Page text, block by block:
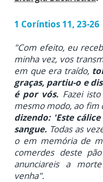
1 Coríntios 11, 23-26
"Com efeito, eu
minha vez, vos
em que era traído,
graças, partiu-o e
é por vós. Fazei
mesmo modo, ao fim
dizendo: 'Este
sangue. Todas as
o em memória de
comerdes deste
anunciareis a
venha".